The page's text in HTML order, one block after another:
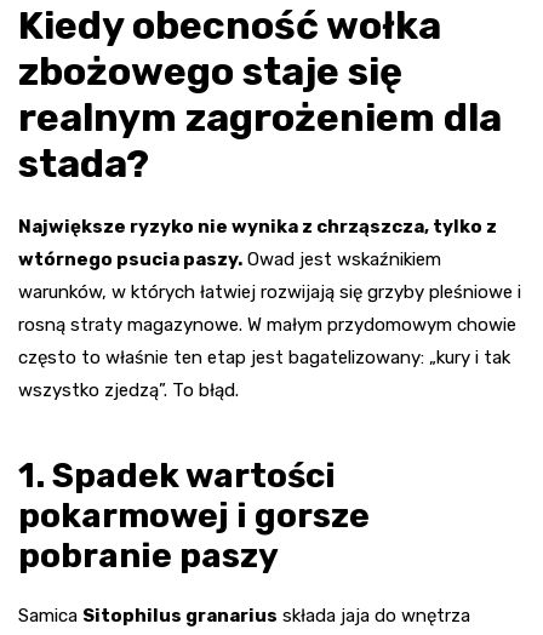
Kiedy obecność wołka
zbożowego staje się
realnym zagrożeniem dla
stada?
Największe ryzyko nie wynika z chrząszcza, tylko z
wtórnego psucia paszy. Owad jest wskaźnikiem
warunków, w których łatwiej rozwijają się grzyby pleśniowe i
rosną straty magazynowe. W małym przydomowym chowie
często to właśnie ten etap jest bagatelizowany: „kury i tak
wszystko zjedzą”. To błąd.
1. Spadek wartości
pokarmowej i gorsze
pobranie paszy
Samica Sitophilus granarius składa jaja do wnętrza